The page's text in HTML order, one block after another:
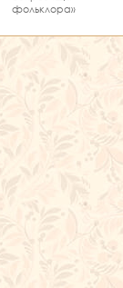
фольклора»